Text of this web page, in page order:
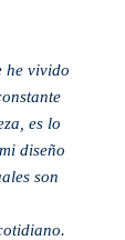
he vivido
es lo
diseño
son